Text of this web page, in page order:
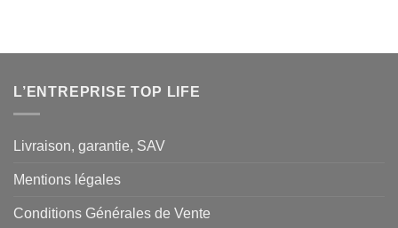
L’ENTREPRISE TOP LIFE
Livraison, garantie, SAV
Mentions légales
Conditions Générales de Vente